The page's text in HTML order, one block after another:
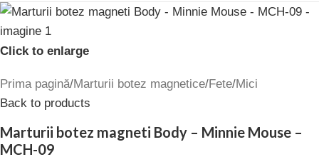
Click to enlarge
Prima pagină/Marturii botez magnetice/Fete/Mici
Back to products
Marturii botez magneti Body – Minnie Mouse –
MCH-09